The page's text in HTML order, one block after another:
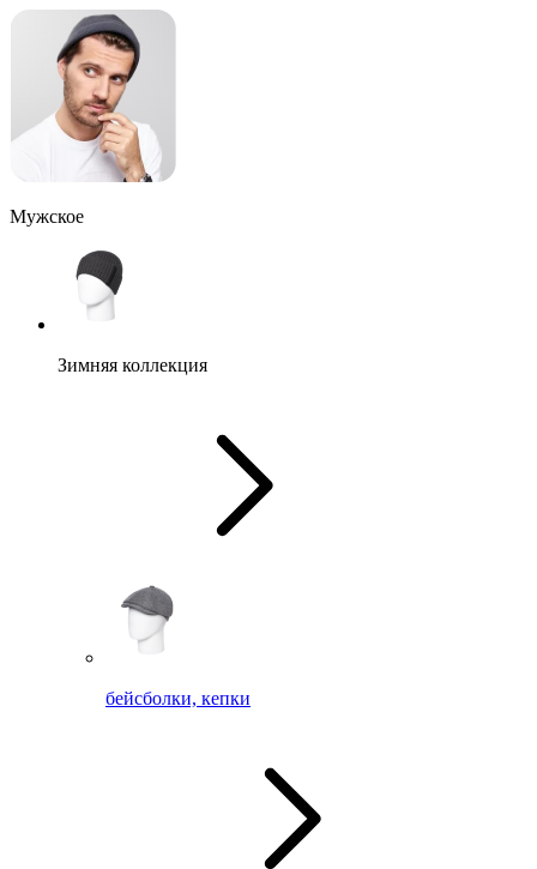
Мужское
Зимняя коллекция
бейсболки, кепки